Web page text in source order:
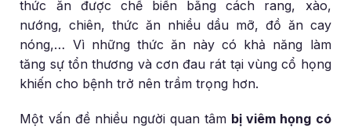
thức ăn được chế biến bằng cách rang, xào,
nướng, chiên, thức ăn nhiều dầu mỡ, đồ ăn cay
nóng,… Vì những thức ăn này có khả năng làm
tăng sự tổn thương và cơn đau rát tại vùng cổ họng
khiến cho bệnh trở nên trầm trọng hơn.
Một vấn đề nhiều người quan tâm bị viêm họng có